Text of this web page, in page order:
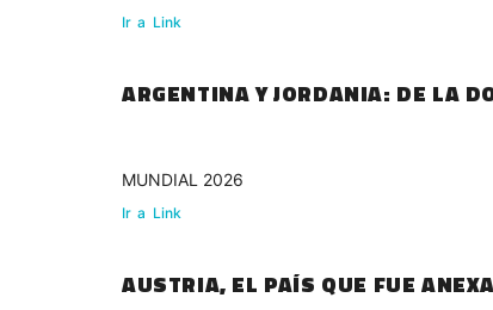
Ir a Link
ARGENTINA Y JORDANIA: DE LA
MUNDIAL 2026
Ir a Link
AUSTRIA, EL PAÍS QUE FUE